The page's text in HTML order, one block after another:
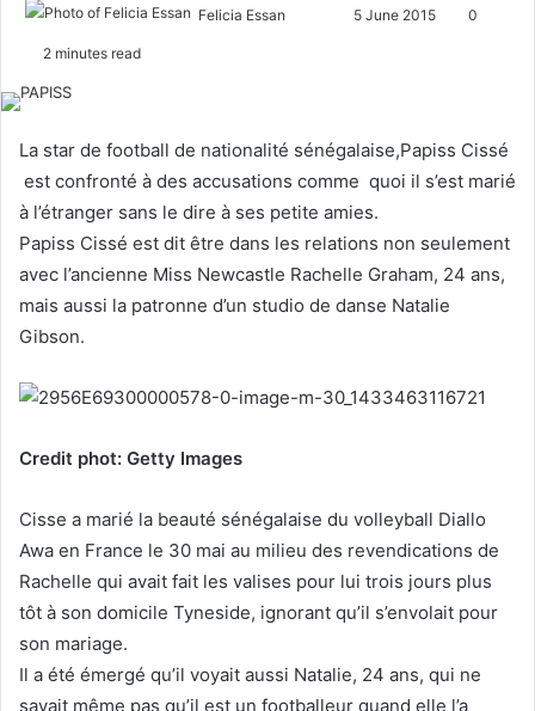
Felicia Essan
w
o
n
X
n
e
m
a
i
l
5 June 2015 0
2 minutes read
La star de football de nationalité sénégalaise,Papiss Cissé
est confronté à des accusations comme quoi il s’est marié
à l’étranger sans le dire à ses petite amies.
Papiss Cissé est dit être dans les relations non seulement
avec l’ancienne Miss Newcastle Rachelle Graham, 24 ans,
mais aussi la patronne d’un studio de danse Natalie
Gibson.
Credit phot: Getty Images
Cisse a marié la beauté sénégalaise du volleyball Diallo
Awa en France le 30 mai au milieu des revendications de
Rachelle qui avait fait les valises pour lui trois jours plus
tôt à son domicile Tyneside, ignorant qu’il s’envolait pour
son mariage.
Il a été émergé qu’il voyait aussi Natalie, 24 ans, qui ne
savait même pas qu’il est un footballeur quand elle l’a